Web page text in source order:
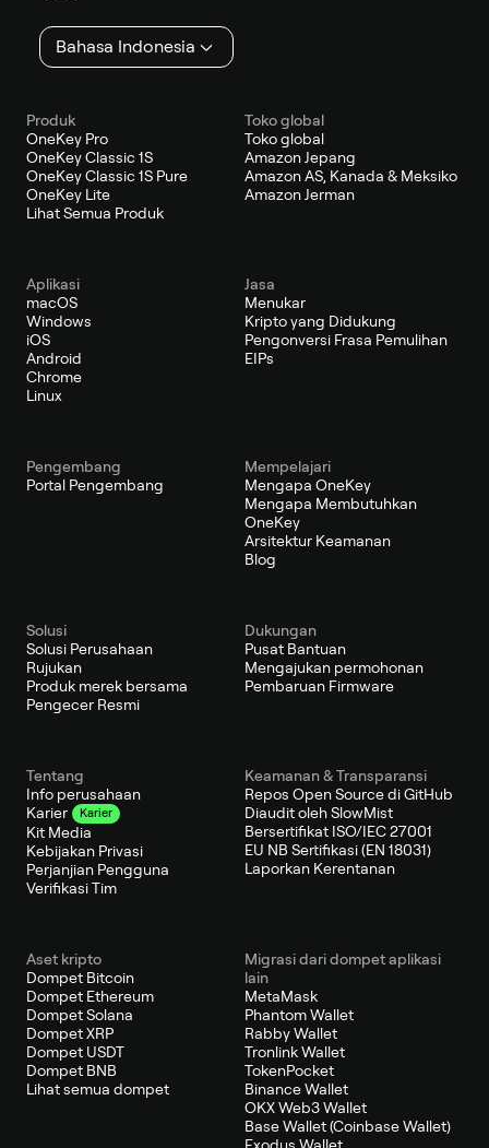
Bahasa Indonesia
Produk
OneKey Pro
OneKey Classic 1S
OneKey Classic 1S Pure
OneKey Lite
Lihat Semua Produk
Toko global
Toko global
Amazon Jepang
Amazon AS, Kanada & Meksiko
Amazon Jerman
Aplikasi
macOS
Windows
iOS
Android
Chrome
Linux
Jasa
Menukar
Kripto yang Didukung
Pengonversi Frasa Pemulihan
EIPs
Pengembang
Portal Pengembang
Mempelajari
Mengapa OneKey
Mengapa Membutuhkan
OneKey
Arsitektur Keamanan
Blog
Solusi
Solusi Perusahaan
Rujukan
Produk merek bersama
Pengecer Resmi
Dukungan
Pusat Bantuan
Mengajukan permohonan
Pembaruan Firmware
Tentang
Info perusahaan
Karier
Karier
Kit Media
Kebijakan Privasi
Perjanjian Pengguna
Verifikasi Tim
Keamanan & Transparansi
Repos Open Source di GitHub
Diaudit oleh SlowMist
Bersertifikat ISO/IEC 27001
EU NB Sertifikasi (EN 18031)
Laporkan Kerentanan
Aset kripto
Dompet Bitcoin
Dompet Ethereum
Dompet Solana
Dompet XRP
Dompet USDT
Dompet BNB
Lihat semua dompet
Migrasi dari dompet aplikasi
lain
MetaMask
Phantom Wallet
Rabby Wallet
Tronlink Wallet
TokenPocket
Binance Wallet
OKX Web3 Wallet
Base Wallet (Coinbase Wallet)
Exodus Wallet